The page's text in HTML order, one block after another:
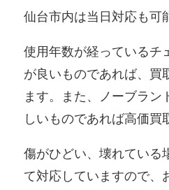
仙台市内は当日対応も可
使用年数が経っているチ
が良いものであれば、買
ます。また、ノーブラン
しいものであれば高価買
傷がひどい、壊れている
て対応していますので、